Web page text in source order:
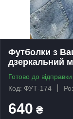
Футболки з
дзеркальний
Готово до відправки
Код: ФУТ-174
640 ₴